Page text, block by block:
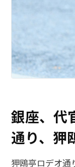
銀座、代
通り、狎
狎鴎亭ロデオ通